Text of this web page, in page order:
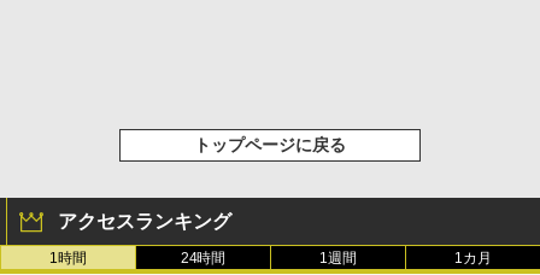
トップページに戻る
アクセスランキング
1時間 24時間 1週間 1カ月